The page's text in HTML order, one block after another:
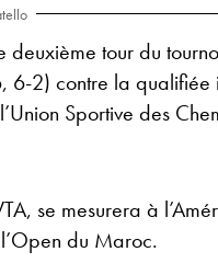
deuxième tour du
6-2) contre la
Sportive des
se mesurera à
du Maroc.